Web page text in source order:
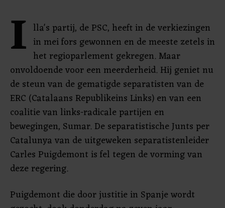
I lla's partij, de PSC, heeft in de verkiezingen
in mei fors gewonnen en de meeste zetels in
het regioparlement gekregen. Maar
onvoldoende voor een meerderheid. Hij geniet nu
de steun van de gematigde separatisten van de
ERC (Catalaans Republikeins Links) en van een
coalitie van links-radicale partijen en
bewegingen, Sumar. De separatistische Junts per
Catalunya van de uitgeweken separatistenleider
Carles Puigdemont is fel tegen de vorming van
deze regering.
Puigdemont die door justitie in Spanje wordt